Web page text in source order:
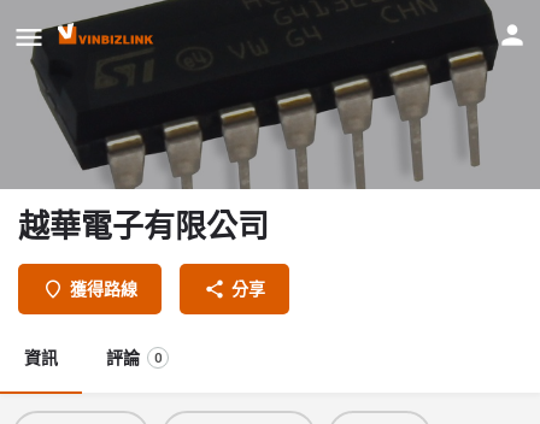
越華電子有限公司
獲得路線 分享
資訊 評論 0